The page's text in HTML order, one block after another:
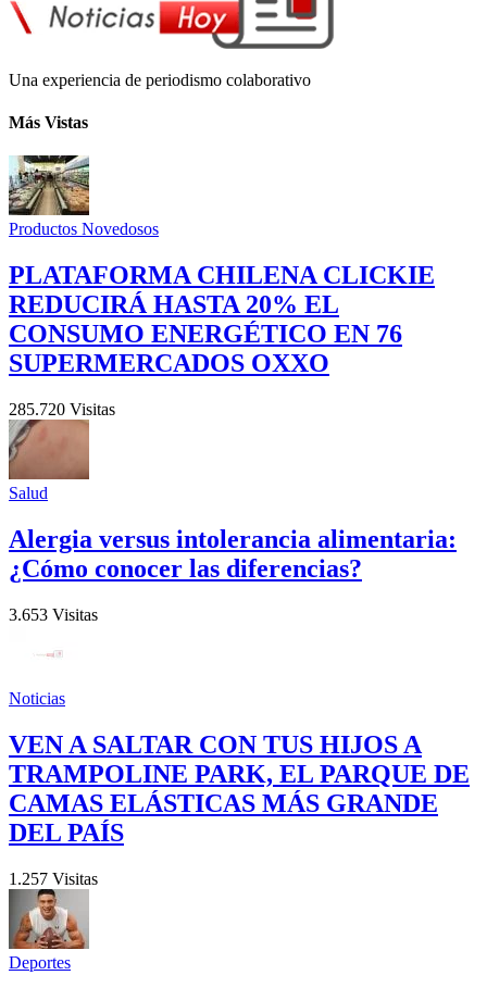
Una experiencia de periodismo colaborativo
Más Vistas
Productos Novedosos
PLATAFORMA CHILENA CLICKIE
REDUCIRÁ HASTA 20% EL
CONSUMO ENERGÉTICO EN 76
SUPERMERCADOS OXXO
285.720 Visitas
Salud
Alergia versus intolerancia alimentaria:
¿Cómo conocer las diferencias?
3.653 Visitas
Noticias
VEN A SALTAR CON TUS HIJOS A
TRAMPOLINE PARK, EL PARQUE DE
CAMAS ELÁSTICAS MÁS GRANDE
DEL PAÍS
1.257 Visitas
Deportes